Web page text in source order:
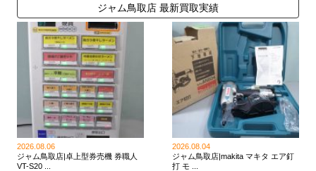
ジャム鳥取店 最新買取実績
2026.08.06
ジャム鳥取店|卓上型券売機 券職人
VT-S20 ...
2026.08.04
ジャム鳥取店|makita マキタ エア釘
打 モ ...